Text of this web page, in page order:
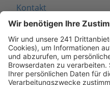
Kontakt
Seitenaufbau
Barrierefreiheit
Cookie Einstellungen